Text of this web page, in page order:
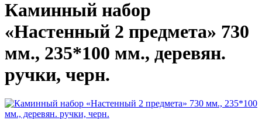
Каминный набор
«Настенный 2 предмета» 730
мм., 235*100 мм., деревян.
ручки, черн.